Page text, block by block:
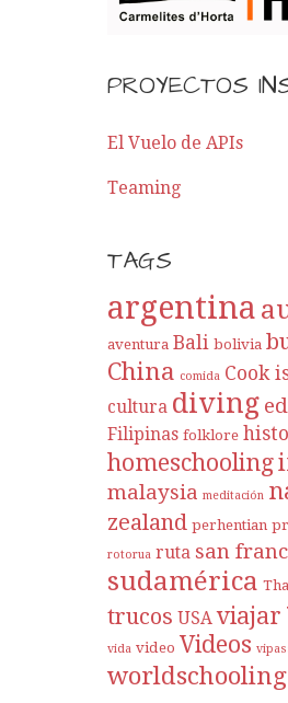
PROYECTOS
El Vuelo de APIs
Teaming
TAGS
argentina
aventura Bali bolivia
China comida Cook
cultura diving
Filipinas folklore
homeschooling
malaysia meditación
zealand perhentian
rotorua ruta san
sudamérica
trucos USA viajar
vida video Videos
worldschooling